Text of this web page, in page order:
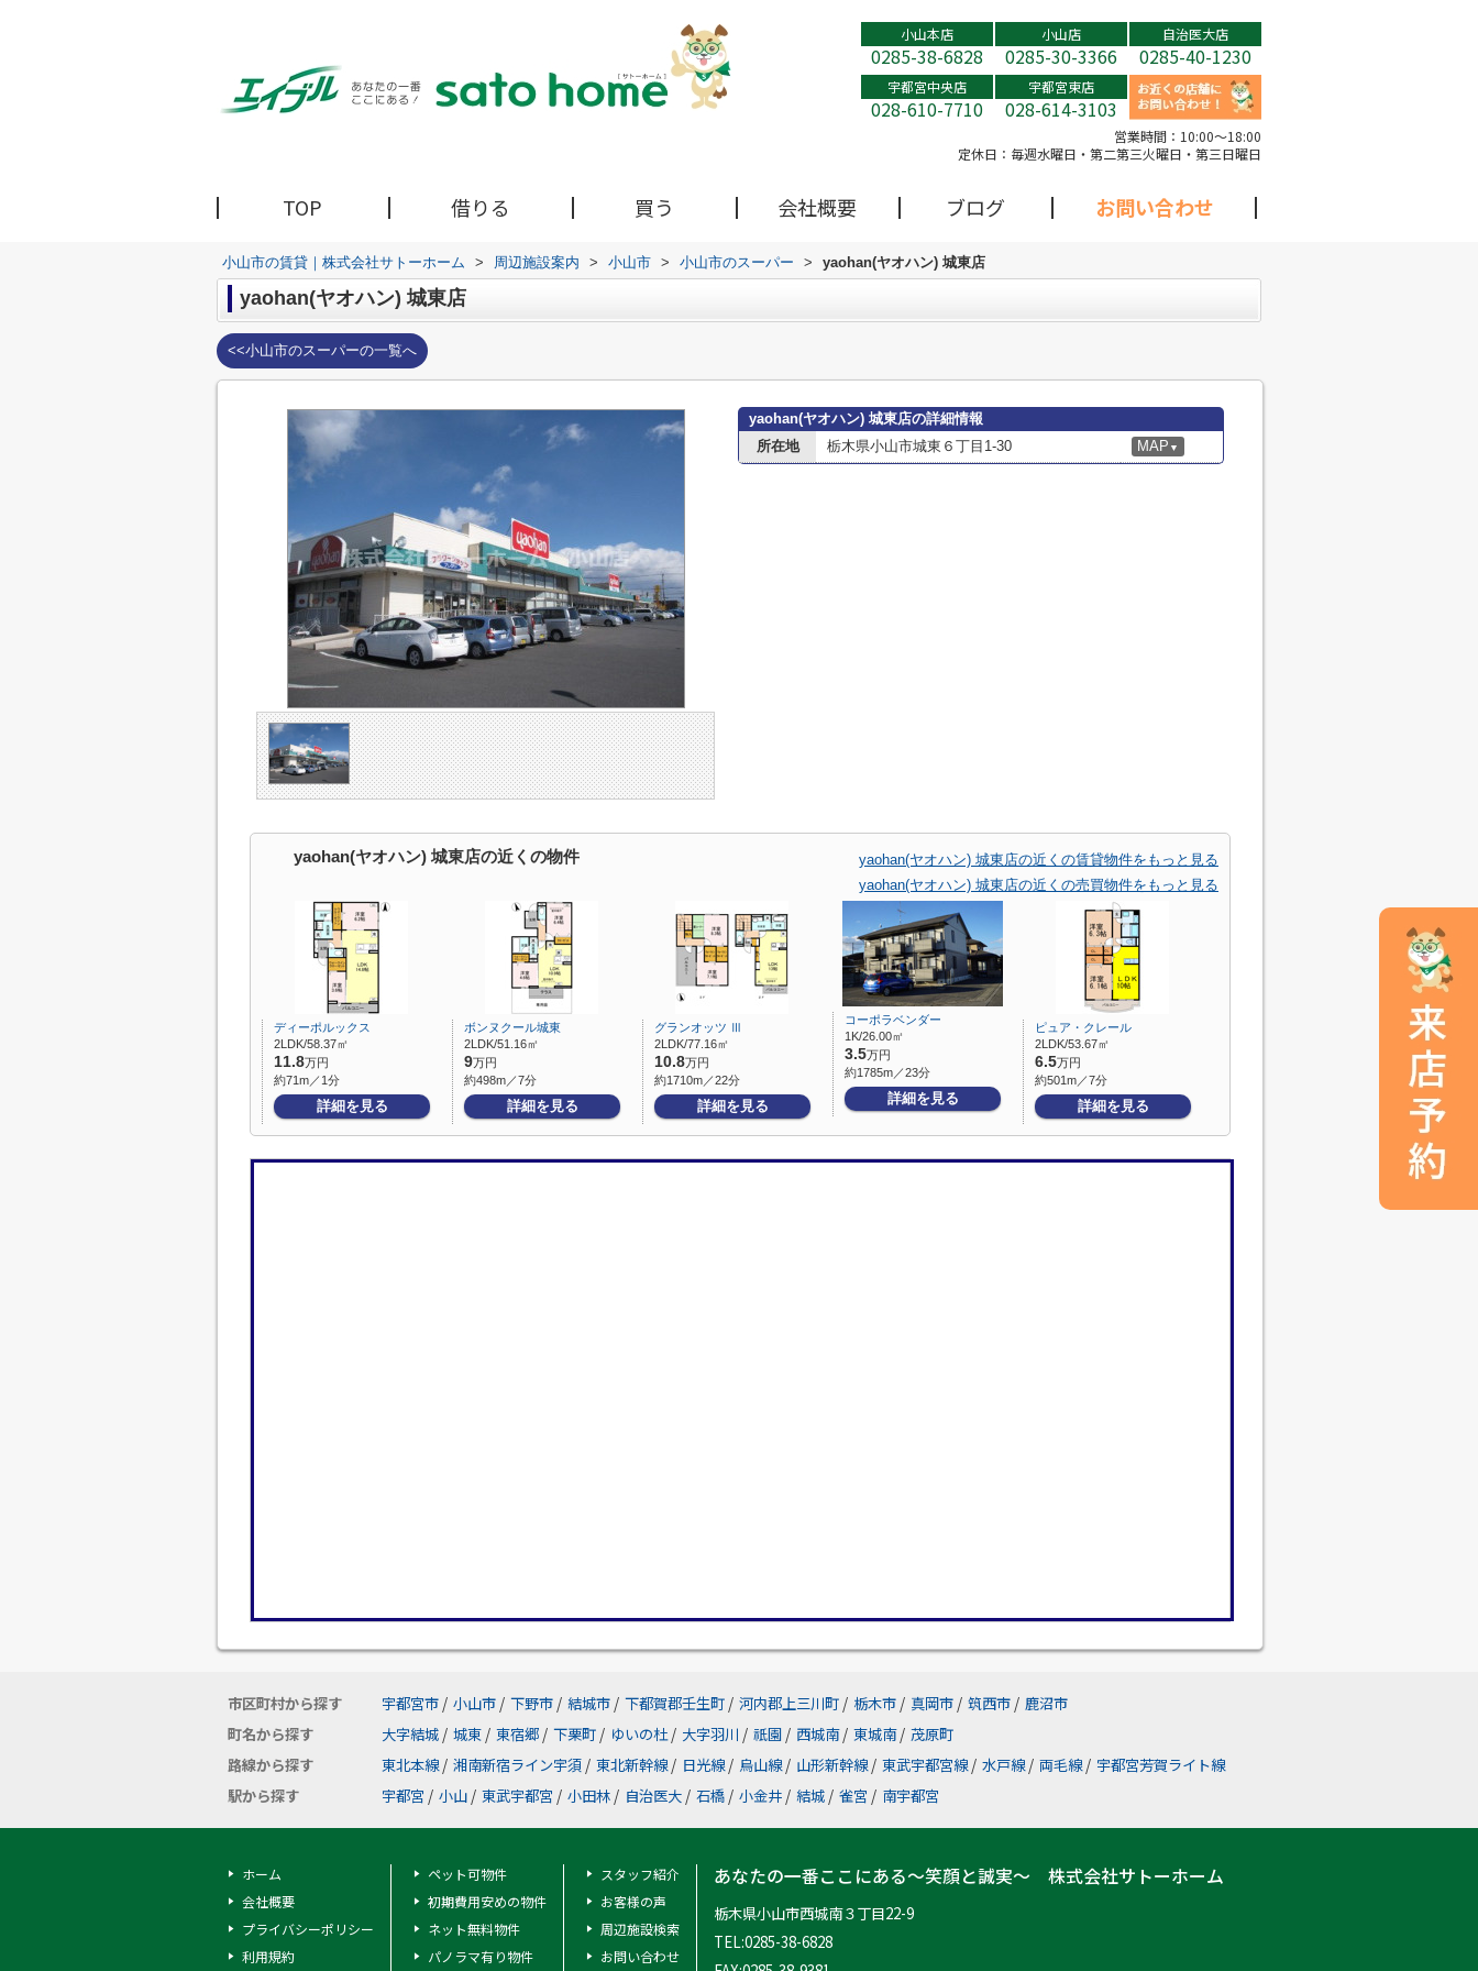
小山本店
0285-38-6828
小山店
0285-30-3366
自治医大店
0285-40-1230
宇都宮中央店
028-610-7710
宇都宮東店
028-614-3103
営業時間： 10:00～18:00
定休日： 毎週水曜日・第二第三火曜日・第三日曜日
TOP 借りる 買う 会社概要 ブログ お問い合わせ
小山市の賃貸｜株式会社サトーホーム > 周辺施設案内 > 小山市 > 小山市のスーパー > yaohan(ヤオハン) 城東店
yaohan(ヤオハン) 城東店
<<小山市のスーパーの一覧へ
yaohan(ヤオハン) 城東店の詳細情報
所在地
栃木県小山市城東６丁目1-30 MAP ▼
yaohan(ヤオハン) 城東店の近くの物件
yaohan(ヤオハン) 城東店の近くの賃貸物件をもっと見る
yaohan(ヤオハン) 城東店の近くの売買物件をもっと見る
ディーポルックス
2LDK/58.37㎡
11.8万円
約71m／1分
詳細を見る
ボンヌクール城東
2LDK/51.16㎡
9万円
約498m／7分
詳細を見る
グランオッツ Ⅲ
2LDK/77.16㎡
10.8万円
約1710m／22分
詳細を見る
コーポラベンダー
1K/26.00㎡
3.5万円
約1785m／23分
詳細を見る
ピュア・クレール
2LDK/53.67㎡
6.5万円
約501m／7分
詳細を見る
市区町村から探す 宇都宮市 / 小山市 / 下野市 / 結城市 / 下都賀郡壬生町 / 河内郡上三川町 / 栃木市 / 真岡市 / 筑西市 / 鹿沼市
町名から探す
大字結城 / 城東 / 東宿郷 / 下栗町 / ゆいの杜 / 大字羽川 / 祇園 / 西城南 / 東城南 / 茂原町
路線から探す
東北本線 / 湘南新宿ライン宇須 / 東北新幹線 / 日光線 / 烏山線 / 山形新幹線 / 東武宇都宮線 / 水戸線 / 両毛線 / 宇都宮芳賀ライト線
駅から探す
宇都宮 / 小山 / 東武宇都宮 / 小田林 / 自治医大 / 石橋 / 小金井 / 結城 / 雀宮 / 南宇都宮
ホーム
会社概要
プライバシーポリシー
利用規約
ペット可物件
初期費用安めの物件
ネット無料物件
パノラマ有り物件
スタッフ紹介
お客様の声
周辺施設検索
お問い合わせ
あなたの一番ここにある～笑顔と誠実～ 株式会社サトーホーム
栃木県小山市西城南３丁目22-9
TEL:0285-38-6828